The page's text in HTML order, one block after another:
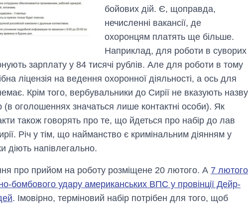
бойових дій. Є, щоправда,
нечисленні вакансії, де
охоронцям платять ще більше.
Наприклад, для роботи в суворих
зарплату у 84 тисячі рублів. Але для роботи в тому
ліцензія на ведення охоронної діяльності, а ось для
Крім того, вербувальники до Сирії не вказують назву
(в оголошеннях значаться лише контактні особи). Як
також говорять про те, що йдеться про набір до лав
Річ у тім, що найманство є кримінальним діянням у
діють напівлегально.
про прийом на роботу розміщене 20 лютого. А 7 лютого
бомбового удару американських ВПС у провінції Дейр-
. Імовірно, терміновий набір потрібен для того, щоб
років війни з
росією